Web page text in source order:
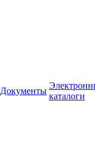
Документы
каталоги